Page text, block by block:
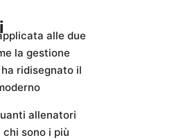
alle due
la gestione
ridisegnato il
allenatori
chi sono i più